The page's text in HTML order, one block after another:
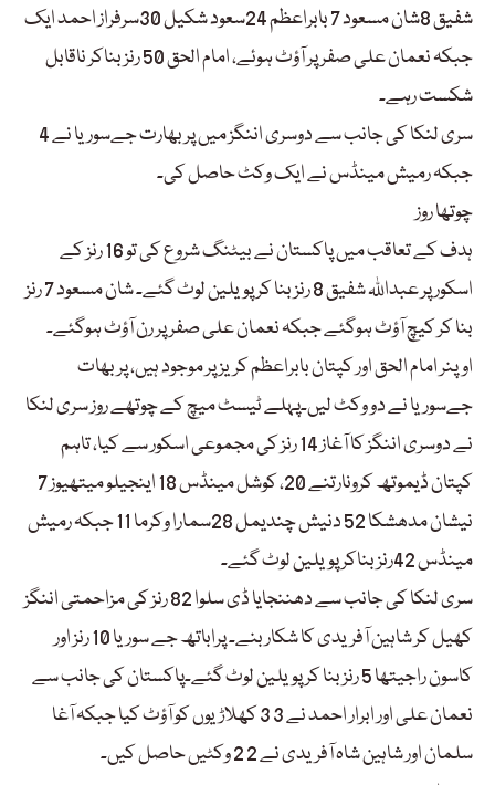
شفیق 8شان مسعود 7 بابراعظم 24سعود شکیل 30سرفراز احمد ایک
جبکہ نعمان علی صفر پر آؤٹ ہوئے، امام الحق 50 رنز بناکر ناقابل
شکست رہے۔
سری لنکا کی جانب سے دوسری اننگز میں پربھارت جےسوریا نے 4
جبکہ رمیش مینڈس نے ایک وکٹ حاصل کی۔
چوتھا روز
ہدف کے تعاقب میں پاکستان نے بیٹنگ شروع کی تو 16 رنز کے
اسکور پر عبداللہ شفیق 8 رنز بنا کر پویلین لوٹ گئے۔ شان مسعود 7 رنز
بنا کر کیچ آؤٹ ہوگئے جبکہ نعمان علی صفر پر رن آؤٹ ہوگئے۔
اوپنر امام الحق اور کپتان بابراعظم کریز پر موجود ہیں، پربھات
جےسوریا نے دو وکٹ لیں۔پہلے ٹیسٹ میچ کے چوتھے روز سری لنکا
نے دوسری اننگز کا آغاز 14 رنز کی مجموعی اسکور سے کیا، تاہم
کپتان ڈیموتھ کرونارتنے 20، کوشل مینڈس 18 اینجیلو میتھیوز 7
نیشان مدھشکا 52 دنیش چندیمل 28سمارا وکرما 11 جبکہ رمیش
مینڈس 42رنز بناکر پویلین لوٹ گئے۔
سری لنکا کی جانب سے دھننجایا ڈی سلوا 82 رنز کی مزاحمتی اننگز
کھیل کر شاہین آفریدی کا شکار بنے۔ پراباتھ جے سوریا 10 رنز اور
کاسون راجیتھا 5 رنز بنا کر پویلین لوٹ گئے۔پاکستان کی جانب سے
نعمان علی اور ابرار احمد نے 3 3 کھلاڑیوں کو آؤٹ کیا جبکہ آغا
سلمان اور شاہین شاہ آفریدی نے 2 2 وکٹیں حاصل کیں۔